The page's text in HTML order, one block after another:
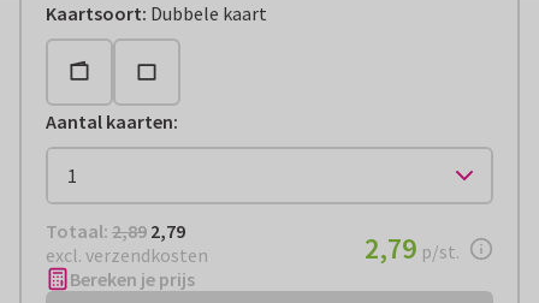
Kaartsoort: Dubbele kaart
Aantal kaarten:
Totaal: € 2,79
Totaal: 2,89 2,79
excl. verzendkosten
€ 2,79per stuk
2,79 p/st.
Bereken je prijs